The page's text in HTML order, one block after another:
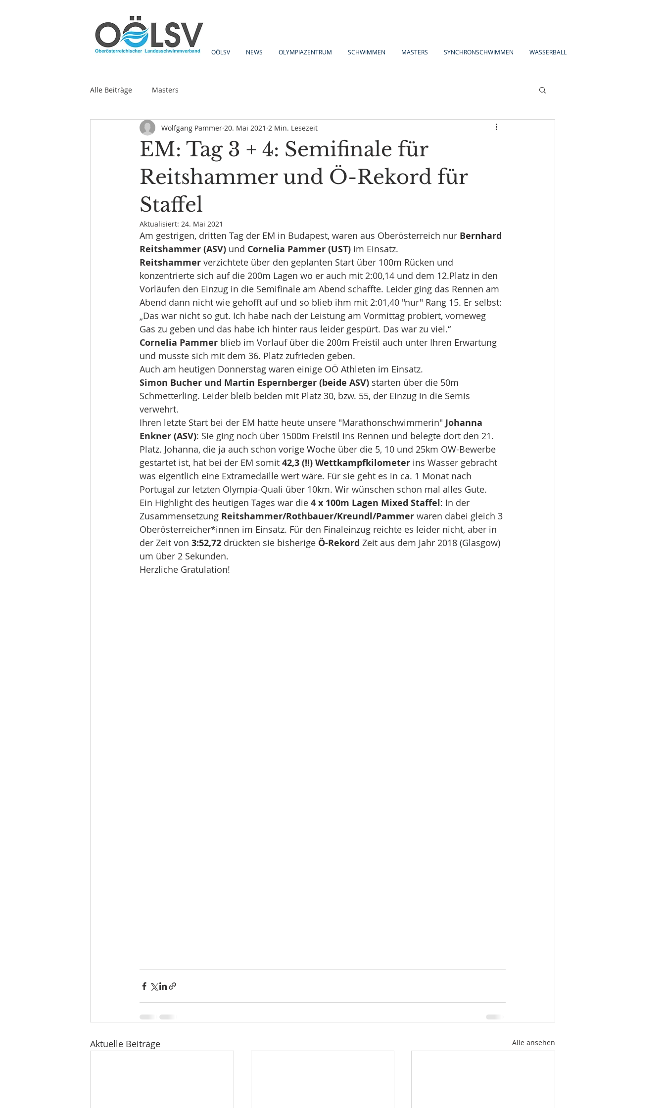
OÖLSV NEWS OLYMPIAZENTRUM SCHWIMMEN MASTERS SYNCHRONSCHWIMMEN WASSERBALL
Alle Beiträge Masters
EM: Tag 3 + 4: Semifinale für
Reitshammer und Ö-Rekord für
Staffel
Wolfgang Pammer 20. Mai 2021 2 Min. Lesezeit
Aktualisiert: 24. Mai 2021
Am gestrigen, dritten Tag der EM in Budapest, waren aus Oberösterreich nur Bernhard
Reitshammer (ASV) und Cornelia Pammer (UST) im Einsatz.
Reitshammer verzichtete über den geplanten Start über 100m Rücken und
konzentrierte sich auf die 200m Lagen wo er auch mit 2:00,14 und dem 12.Platz in den
Vorläufen den Einzug in die Semifinale am Abend schaffte. Leider ging das Rennen am
Abend dann nicht wie gehofft auf und so blieb ihm mit 2:01,40 "nur" Rang 15. Er selbst:
„Das war nicht so gut. Ich habe nach der Leistung am Vormittag probiert, vorneweg
Gas zu geben und das habe ich hinter raus leider gespürt. Das war zu viel.“
Cornelia Pammer blieb im Vorlauf über die 200m Freistil auch unter Ihren Erwartung
und musste sich mit dem 36. Platz zufrieden geben.
Auch am heutigen Donnerstag waren einige OÖ Athleten im Einsatz.
Simon Bucher und Martin Espernberger (beide ASV) starten über die 50m
Schmetterling. Leider bleib beiden mit Platz 30, bzw. 55, der Einzug in die Semis
verwehrt.
Ihren letzte Start bei der EM hatte heute unsere "Marathonschwimmerin" Johanna
Enkner (ASV): Sie ging noch über 1500m Freistil ins Rennen und belegte dort den 21.
Platz. Johanna, die ja auch schon vorige Woche über die 5, 10 und 25km OW-Bewerbe
gestartet ist, hat bei der EM somit 42,3 (!!) Wettkampfkilometer ins Wasser gebracht
was eigentlich eine Extramedaille wert wäre. Für sie geht es in ca. 1 Monat nach
Portugal zur letzten Olympia-Quali über 10km. Wir wünschen schon mal alles Gute.
Ein Highlight des heutigen Tages war die 4 x 100m Lagen Mixed Staffel: In der
Zusammensetzung Reitshammer/Rothbauer/Kreundl/Pammer waren dabei gleich 3
Oberösterreicher*innen im Einsatz. Für den Finaleinzug reichte es leider nicht, aber in
der Zeit von 3:52,72 drückten sie bisherige Ö-Rekord Zeit aus dem Jahr 2018 (Glasgow)
um über 2 Sekunden.
Herzliche Gratulation!
Aktuelle Beiträge Alle ansehen